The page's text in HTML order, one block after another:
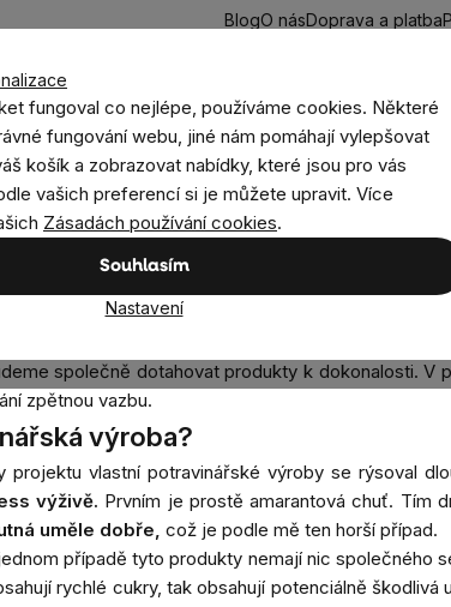
fungoval co nejlépe, používáme cookies. Některé
fungování webu, jiné nám pomáhají vylepšovat
košík a zobrazovat nabídky, které jsou pro vás
vašich preferencí si je můžete upravit. Více
Zásadách používání cookies.
Souhlasím
Nastavení
BlogO násDoprava a platba
Hledat
CíleDoplňky stravy a výživaNovinkyMužiŽenyDěti
Bio potraviny bez kompromisu ve vlastní manufaktuře
bez
a loajalitě nyní společně vstupujeme do nové
A protože slyšíme na vaši zpětnou vazbu
společně dotahovat produkty k dokonalosti. V
zpětnou vazbu.
výroba?
projektu vlastní potravinářské výroby se rýsoval
výživě. Prvním je prostě amarantová chuť. Tím
uměle dobře, což je podle mě ten horší případ.
případě tyto produkty nemají nic
rychlé cukry, tak obsahují potenciálně